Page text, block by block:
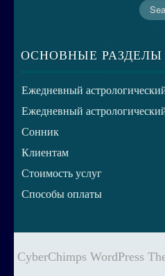
ОСНОВНЫЕ РАЗДЕЛЫ
Ежедневный
Ежедневный
Сонник
Клиентам
Стоимость услуг
Способы оплаты
CyberChimps WordPress